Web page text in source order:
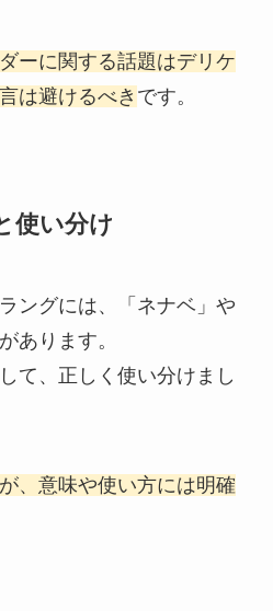
ーに関する話題はデリケ
は避けるべき です。
使い分け
ングには、「ネナベ」や
あります。
て、正しく使い分けまし
、意味や使い方には明確